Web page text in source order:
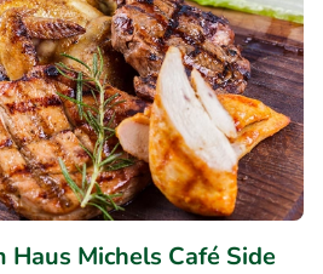
Michels Café Side